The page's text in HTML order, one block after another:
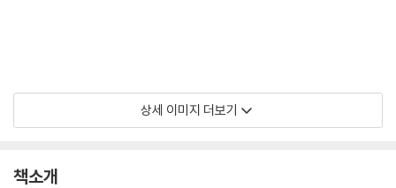
상세 이미지 더보기
책소개